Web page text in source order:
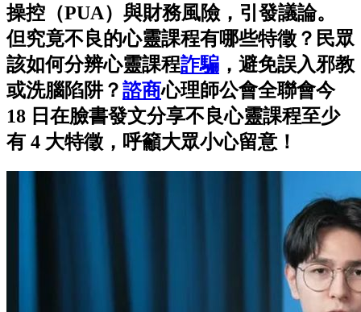
操控（PUA）與財務風險，引發議論。
但究竟不良的心靈課程有哪些特徵？民眾
該如何分辨心靈課程詐騙 ，避免誤入邪教
或洗腦陷阱？諮商心理師公會全聯會今
18 日在臉書發文分享不良心靈課程至少
有 4 大特徵，呼籲大眾小心留意！